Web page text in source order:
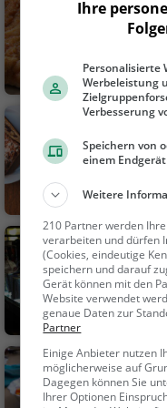
Ihre
Personalisierte
Werbeleistung
Verbesserung
Speichern von
einem Endgerät
Weitere
210 Partner werden
verarbeiten und dürfen
(Cookies, eindeutige
speichern und darauf
Gerät können mit den
Website verwendet
genaue Daten zur
Partner
Einige Anbieter nutzen
möglicherweise auf
Dagegen können Sie
Ihrer Optionen